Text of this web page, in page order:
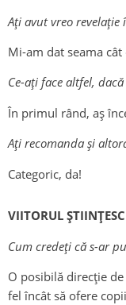
Ați avut vreo
Mi-am dat seama
Ce-ați face altfel,
În primul rând, aș
Ați recomanda și
Categoric, da!
VIITORUL
Cum credeți că s-ar
O posibilă direcție
fel încât să ofere